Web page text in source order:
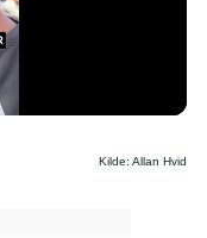
Kilde: Allan Hvid